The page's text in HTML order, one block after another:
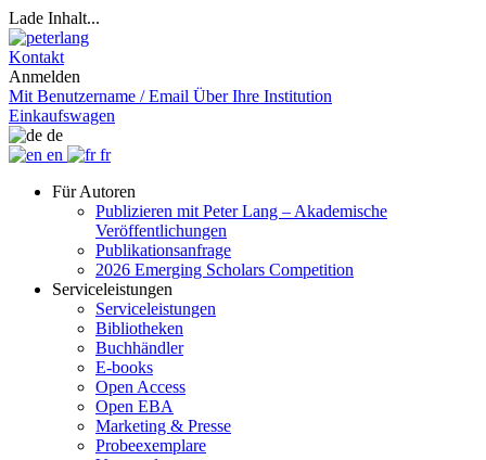
Lade Inhalt...
Kontakt
Anmelden
Mit Benutzername / Email Über Ihre Institution
Einkaufswagen
de
en
fr
Für Autoren
Publizieren mit Peter Lang – Akademische
Veröffentlichungen
Publikationsanfrage
2026 Emerging Scholars Competition
Serviceleistungen
Serviceleistungen
Bibliotheken
Buchhändler
E-books
Open Access
Open EBA
Marketing & Presse
Probeexemplare